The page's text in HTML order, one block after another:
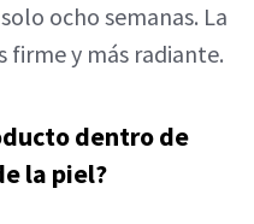
ocho semanas. La
firme y más radiante.
dentro de
la piel?